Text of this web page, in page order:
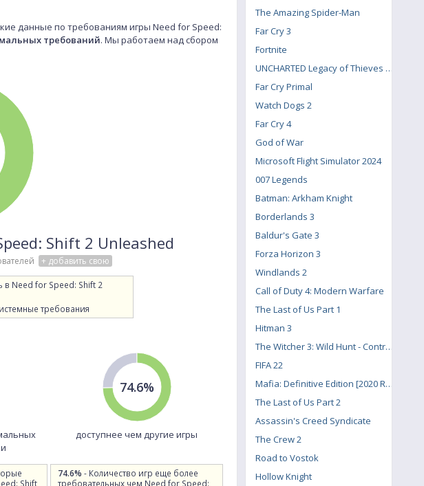
данные по требованиям игры Need for Speed:
требований. Мы работаем над сбором
Shift 2 Unleashed
+ добавить свою
в Need for Speed: Shift 2
требования
Shift
74.6%
доступнее чем другие игры
74.6% - Количество игр еще более
требовательных чем Need for Speed:
The Amazing Spider-Man
Far Cry 3
Fortnite
UNCHARTED Legacy of Thieves Collection
Far Cry Primal
Watch Dogs 2
Far Cry 4
God of War
Microsoft Flight Simulator 2024
007 Legends
Batman: Arkham Knight
Borderlands 3
Baldur's Gate 3
Forza Horizon 3
Windlands 2
Call of Duty 4: Modern Warfare
The Last of Us Part 1
Hitman 3
The Witcher 3: Wild Hunt - Contract: Missing Miners
FIFA 22
Mafia: Definitive Edition [2020 Remake]
The Last of Us Part 2
Assassin's Creed Syndicate
The Crew 2
Road to Vostok
Hollow Knight